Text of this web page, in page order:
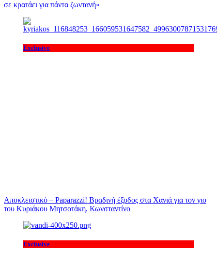
σε κρατάει για πάντα ζωντανή»
Exclusive
Αποκλειστικό – Paparazzi! Βραδινή έξοδος στα Χανιά για τον γιο
του Κυριάκου Μητσοτάκη, Κωνσταντίνο
Exclusive